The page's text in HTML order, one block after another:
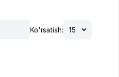
Ko'rsatish: